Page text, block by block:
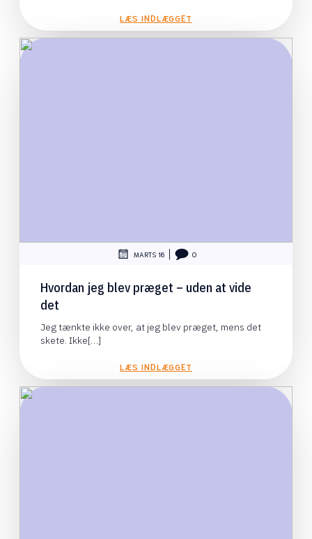
LÆS INDLÆGGET
MARTS 16 0
Hvordan jeg blev præget – uden at vide
det
Jeg tænkte ikke over, at jeg blev præget, mens det
skete. Ikke[…]
LÆS INDLÆGGET